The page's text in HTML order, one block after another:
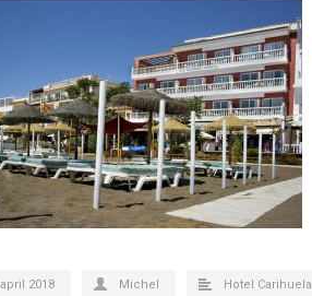
2018 Michel Hotel Carihuela